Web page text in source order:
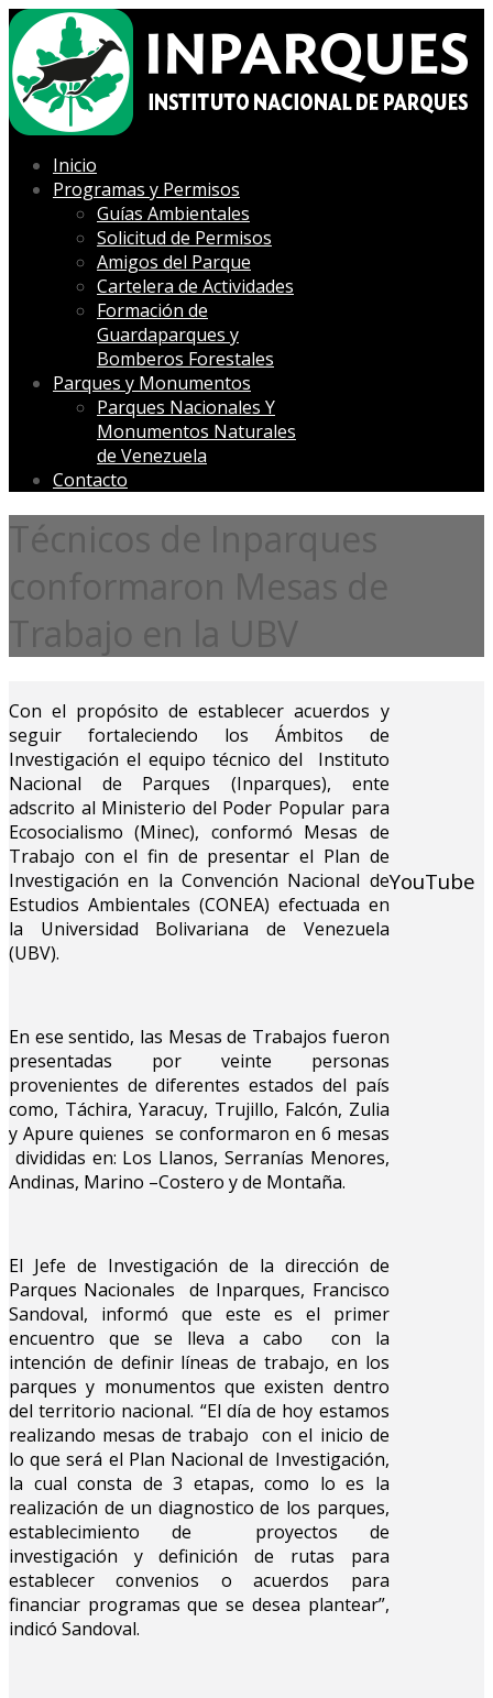
Inicio
Programas y Permisos
Guías Ambientales
Solicitud de Permisos
Amigos del Parque
Cartelera de Actividades
Formación de
Guardaparques y
Bomberos Forestales
Parques y Monumentos
Parques Nacionales Y
Monumentos Naturales
de Venezuela
Contacto
Técnicos de Inparques
conformaron Mesas de
Trabajo en la UBV
Con el propósito de establecer acuerdos y
seguir fortaleciendo los Ámbitos de
Investigación el equipo técnico del Instituto
Nacional de Parques (Inparques), ente
adscrito al Ministerio del Poder Popular para
Ecosocialismo (Minec), conformó Mesas de
Trabajo con el fin de presentar el Plan de
Investigación en la Convención Nacional de
Estudios Ambientales (CONEA) efectuada en
la Universidad Bolivariana de Venezuela
(UBV).
En ese sentido, las Mesas de Trabajos fueron
presentadas por veinte personas
provenientes de diferentes estados del país
como, Táchira, Yaracuy, Trujillo, Falcón, Zulia
y Apure quienes se conformaron en 6 mesas
divididas en: Los Llanos, Serranías Menores,
Andinas, Marino –Costero y de Montaña.
El Jefe de Investigación de la dirección de
Parques Nacionales de Inparques, Francisco
Sandoval, informó que este es el primer
encuentro que se lleva a cabo con la
intención de definir líneas de trabajo, en los
parques y monumentos que existen dentro
del territorio nacional. “El día de hoy estamos
realizando mesas de trabajo con el inicio de
lo que será el Plan Nacional de Investigación,
la cual consta de 3 etapas, como lo es la
realización de un diagnostico de los parques,
establecimiento de proyectos de
investigación y definición de rutas para
establecer convenios o acuerdos para
financiar programas que se desea plantear”,
indicó Sandoval.
YouTube